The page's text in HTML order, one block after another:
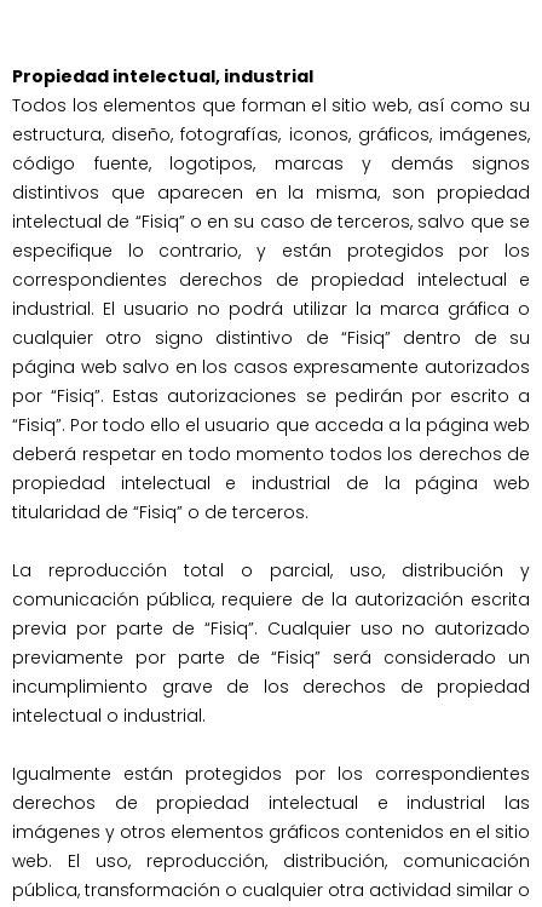
Propiedad intelectual, industrial
Todos los elementos que forman el sitio web, así como su
estructura, diseño, fotografías, iconos, gráficos, imágenes,
código fuente, logotipos, marcas y demás signos
distintivos que aparecen en la misma, son propiedad
intelectual de “Fisiq” o en su caso de terceros, salvo que se
especifique lo contrario, y están protegidos por los
correspondientes derechos de propiedad intelectual e
industrial. El usuario no podrá utilizar la marca gráfica o
cualquier otro signo distintivo de “Fisiq” dentro de su
página web salvo en los casos expresamente autorizados
por “Fisiq”. Estas autorizaciones se pedirán por escrito a
“Fisiq”. Por todo ello el usuario que acceda a la página web
deberá respetar en todo momento todos los derechos de
propiedad intelectual e industrial de la página web
titularidad de “Fisiq” o de terceros.
La reproducción total o parcial, uso, distribución y
comunicación pública, requiere de la autorización escrita
previa por parte de “Fisiq”. Cualquier uso no autorizado
previamente por parte de “Fisiq” será considerado un
incumplimiento grave de los derechos de propiedad
intelectual o industrial.
Igualmente están protegidos por los correspondientes
derechos de propiedad intelectual e industrial las
imágenes y otros elementos gráficos contenidos en el sitio
web. El uso, reproducción, distribución, comunicación
pública, transformación o cualquier otra actividad similar o